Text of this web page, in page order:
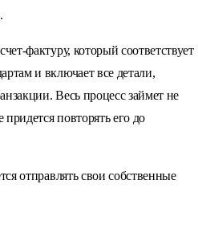
фактуру, который соответствует
и включает все детали,
Весь процесс займет не
повторять его до
отправлять свои собственные